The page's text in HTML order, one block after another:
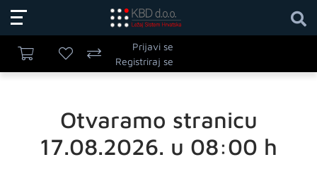
Prijavi se
Registriraj se
Otvaramo stranicu
17.08.2026. u 08:00 h